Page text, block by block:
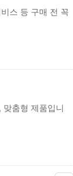
스 등 구매 전 꼭
춤형 제품입니